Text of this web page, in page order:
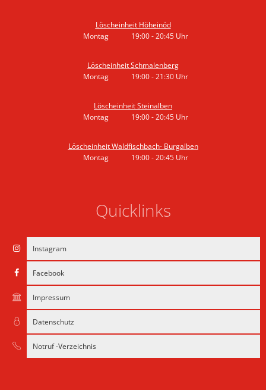
Löscheinheit Höheinöd
Montag
19:00-20:45 Uhr
Löscheinheit Schmalenberg
Montag
19:00-21:30 Uhr
Löscheinheit Steinalben
Montag
19:00-20:45 Uhr
Löscheinheit Waldfischbach- Burgalben
Montag
19:00-20:45 Uhr
Quicklinks
Instagram
Facebook
Impressum
Datenschutz
Notruf -Verzeichnis